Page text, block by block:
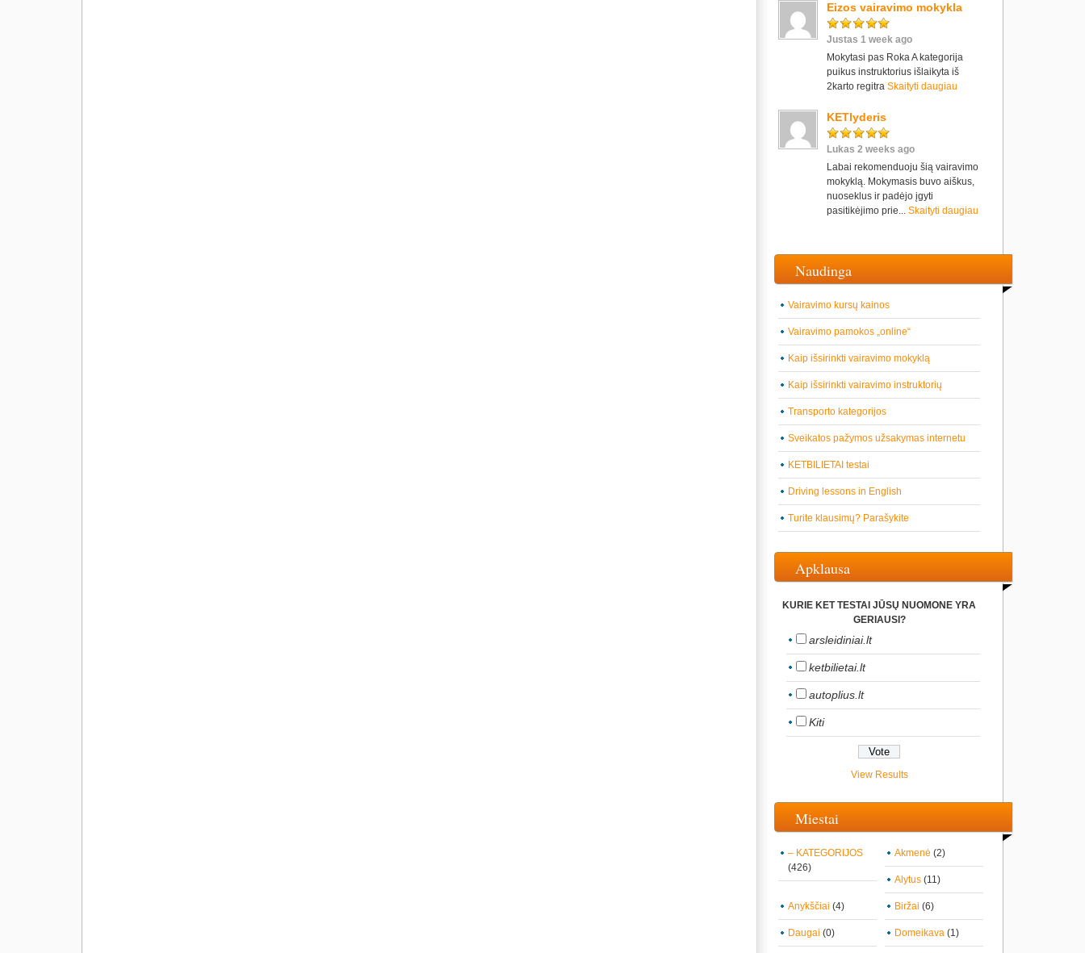
Eizos vairavimo mokykla
Justas 1 week ago
Mokytasi pas Roka A kategorija
puikus instruktorius išlaikyta iš
2karto regitra Skaityti daugiau
KETlyderis
Lukas 2 weeks ago
Labai rekomenduoju šią vairavimo
mokyklą. Mokymasis buvo aiškus,
nuoseklus ir padėjo įgyti
pasitikėjimo prie... Skaityti daugiau
Naudinga
Vairavimo kursų kainos
Vairavimo pamokos „online“
Kaip išsirinkti vairavimo mokyklą
Kaip išsirinkti vairavimo instruktorių
Transporto kategorijos
Sveikatos pažymos užsakymas internetu
KETBILIETAI testai
Driving lessons in English
Turite klausimų? Parašykite
Apklausa
KURIE KET TESTAI JŪSŲ NUOMONE YRA
GERIAUSI?
arsleidiniai.lt
ketbilietai.lt
autoplius.lt
Kiti
View Results
Miestai
– KATEGORIJOS
(426)
Akmenė (2)
Alytus (11)
Anykščiai (4) Biržai (6)
Daugai (0) Domeikava (1)